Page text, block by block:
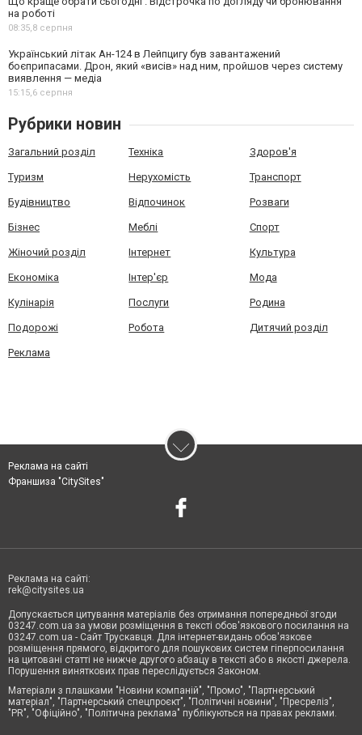
на роботі
08:35,8 серпня
Український літак Ан-124 в Лейпцигу був завантажений
боєприпасами. Дрон, який «висів» над ним, пройшов через систему
виявлення — медіа
15:15,6 серпня
Рубрики новин
Загальний розділ Техніка Здоров'я
Туризм Нерухомість Транспорт
Будівництво Відпочинок Розваги
Бізнес Меблі Спорт
Жіночий розділ Інтернет Культура
Економіка Інтер'єр Мода
Кулінарія Послуги Родина
Подорожі Робота Дитячий розділ
Реклама
Реклама на сайті
Франшиза "CitySites"
Реклама на сайті:
rek@citysites.ua
Допускається цитування матеріалів без отримання попередньої згоди
03247.com.ua за умови розміщення в тексті обов'язкового посилання на
03247.com.ua - Сайт Трускавця. Для інтернет-видань обов'язкове
розміщення прямого, відкритого для пошукових систем гіперпосилання
на цитовані статті не нижче другого абзацу в тексті або в якості джерела.
Порушення виняткових прав переслідується Законом.
Матеріали з плашками "Новини компаній", "Промо", "Партнерський
матеріал", "Партнерський спецпроєкт", "Політичні новини", "Пресреліз",
"PR", "Офіційно", "Політична реклама" публікуються на правах реклами.